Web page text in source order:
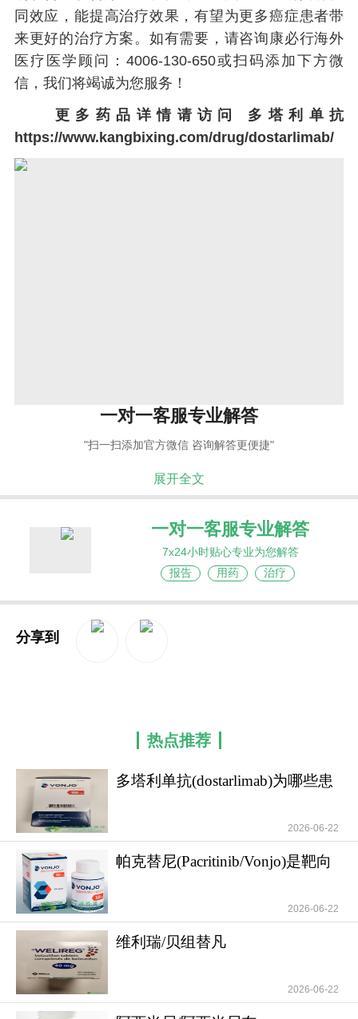
同效应，能提高治疗效果，有望为更多癌症患者带
来更好的治疗方案。如有需要，请咨询康必行海外
医疗医学顾问：4006-130-650或扫码添加下方微
信，我们将竭诚为您服务！
更多药品详情请访问 多塔利单抗
https://www.kangbixing.com/drug/dostarlimab/
一对一客服专业解答
"扫一扫添加官方微信 咨询解答更便捷"
展开全文
一对一客服专业解答
7x24小时贴心专业为您解答
报告
用药 治疗
分享到
热点推荐
多塔利单抗(dostarlimab)为哪些患
2026-06-22
帕克替尼(Pacritinib/Vonjo)是靶向
2026-06-22
维利瑞/贝组替凡
2026-06-22